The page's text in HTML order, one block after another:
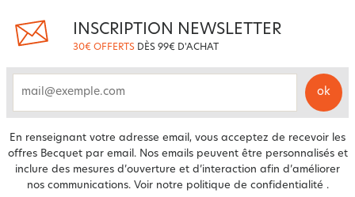
INSCRIPTION NEWSLETTER
30€ OFFERTS DÈS 99€ D'ACHAT
ok
En renseignant votre adresse email, vous acceptez de recevoir les
offres Becquet par email. Nos emails peuvent être personnalisés et
inclure des mesures d’ouverture et d’interaction afin d’améliorer
nos communications. Voir notre politique de confidentialité .